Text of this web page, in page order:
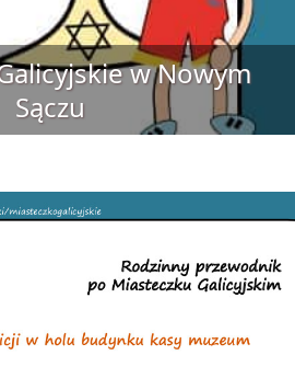
w Nowym
Sączu